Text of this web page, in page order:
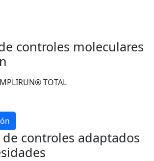
controles moleculares
TOTAL
controles adaptados